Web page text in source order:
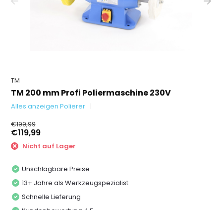
TM
TM 200 mm Profi Poliermaschine 230V
Alles anzeigen Polierer
€199,99
€119,99
Nicht auf Lager
Unschlagbare Preise
13+ Jahre als Werkzeugspezialist
Schnelle Lieferung